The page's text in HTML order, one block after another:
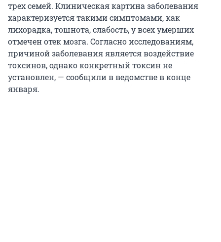
трех семей. Клиническая картина заболевания
характеризуется такими симптомами, как
лихорадка, тошнота, слабость, у всех умерших
отмечен отек мозга. Согласно исследованиям,
причиной заболевания является воздействие
токсинов, однако конкретный токсин не
установлен, — сообщили в ведомстве в конце
января.